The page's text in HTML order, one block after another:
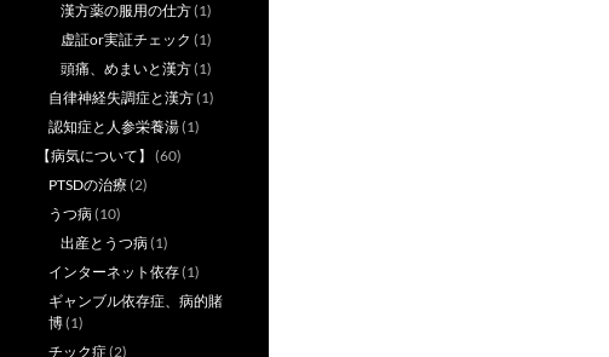
漢方薬の服用の仕方(1)
虚証or実証チェック (1)
頭痛、めまいと漢方(1)
自律神経失調症と漢方(1)
認知症と人参栄養湯(1)
【病気について】
(60)
PTSDの治療(2)
うつ病(10)
出産とうつ病(1)
インターネット依存(1)
ギャンブル依存症、病的賭
博(1)
チック症(2)